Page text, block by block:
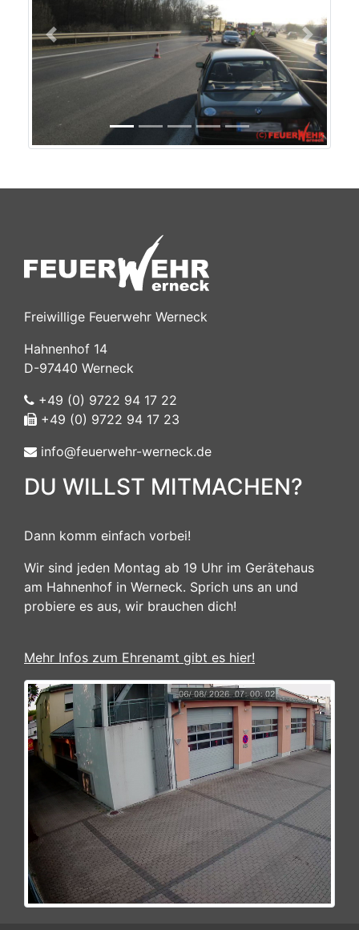
Previous Next
Freiwillige Feuerwehr Werneck
Hahnenhof 14
D-97440 Werneck
+49 (0) 9722 94 17 22
+49 (0) 9722 94 17 23
info@feuerwehr-werneck.de
DU WILLST MITMACHEN?
Dann komm einfach vorbei!
Wir sind jeden Montag ab 19 Uhr im Gerätehaus
am Hahnenhof in Werneck. Sprich uns an und
probiere es aus, wir brauchen dich!
Mehr Infos zum Ehrenamt gibt es hier!